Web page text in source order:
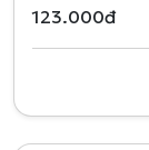
123.000đ